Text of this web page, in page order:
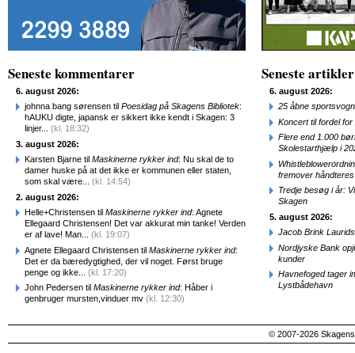
Seneste kommentarer
6. august 2026:
johnna bang sørensen til Poesidag på Skagens Bibliotek:
hAUKU digte, japansk er sikkert ikke kendt i Skagen: 3
linjer... (kl. 18:32)
3. august 2026:
Karsten Bjarne til Maskinerne rykker ind: Nu skal de to
damer huske på at det ikke er kommunen eller staten,
som skal være... (kl. 14:54)
2. august 2026:
Helle+Christensen til Maskinerne rykker ind: Agnete
Ellegaard Christensen! Det var akkurat min tanke! Verden
er af lave! Man... (kl. 19:07)
Agnete Ellegaard Christensen til Maskinerne rykker ind:
Det er da bæredygtighed, der vil noget. Først bruge
penge og ikke... (kl. 17:20)
John Pedersen til Maskinerne rykker ind: Håber i
genbruger mursten,vinduer mv (kl. 12:30)
Seneste artikler
6. august 2026:
25 åbne
Koncert til fordel
Flere end 1.000
Skolestarthjælp i
fremover
Tredje besøg i år:
Skagen
5. august 2026:
Jacob Brink
Nordjyske Bank
kunder
Havnefoged tager
Lystbådehavn
© 2007-2026